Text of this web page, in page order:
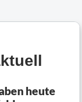
heute